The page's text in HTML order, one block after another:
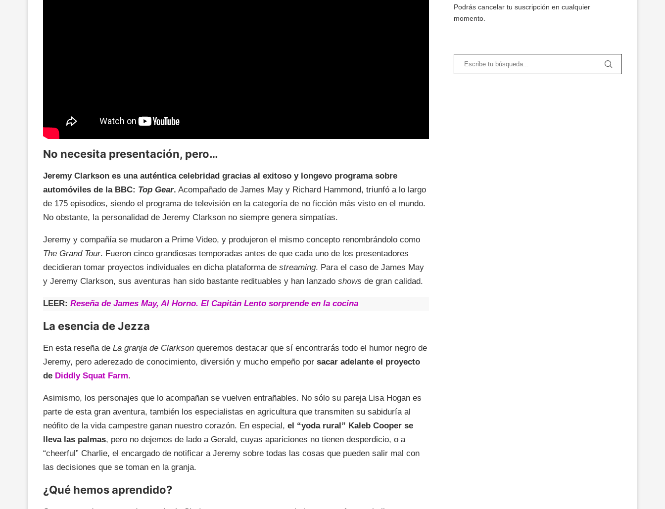
No necesita presentación, pero…
Jeremy Clarkson es una auténtica celebridad gracias al exitoso y longevo programa sobre
automóviles de la BBC: Top Gear. Acompañado de James May y Richard Hammond, triunfó a lo largo
de 175 episodios, siendo el programa de televisión en la categoría de no ficción más visto en el mundo.
No obstante, la personalidad de Jeremy Clarkson no siempre genera simpatías.
Jeremy y compañía se mudaron a Prime Video, y produjeron el mismo concepto renombrándolo como
The Grand Tour. Fueron cinco grandiosas temporadas antes de que cada uno de los presentadores
decidieran tomar proyectos individuales en dicha plataforma de streaming. Para el caso de James May
y Jeremy Clarkson, sus aventuras han sido bastante redituables y han lanzado shows de gran calidad.
LEER: Reseña de James May, Al Horno. El Capitán Lento sorprende en la cocina
La esencia de Jezza
En esta reseña de La granja de Clarkson queremos destacar que sí encontrarás todo el humor negro de
Jeremy, pero aderezado de conocimiento, diversión y mucho empeño por sacar adelante el proyecto
de Diddly Squat Farm.
Asimismo, los personajes que lo acompañan se vuelven entrañables. No sólo su pareja Lisa Hogan es
parte de esta gran aventura, también los especialistas en agricultura que transmiten su sabiduría al
neófito de la vida campestre ganan nuestro corazón. En especial, el “yoda rural” Kaleb Cooper se
lleva las palmas, pero no dejemos de lado a Gerald, cuyas apariciones no tienen desperdicio, o a
“cheerful” Charlie, el encargado de notificar a Jeremy sobre todas las cosas que pueden salir mal con
las decisiones que se toman en la granja.
¿Qué hemos aprendido?
Podrás cancelar tu suscripción en cualquier
momento.